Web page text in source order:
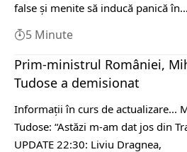
false și menite să inducă panică în…
5 Minute
Prim-ministrul României,
Tudose a demisionat
Informații în curs de actualizare...
Tudose: “Astăzi m-am dat jos din
UPDATE 22:30: Liviu Dragnea,